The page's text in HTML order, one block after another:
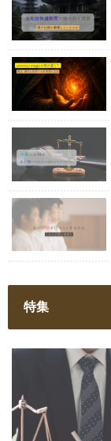
特集